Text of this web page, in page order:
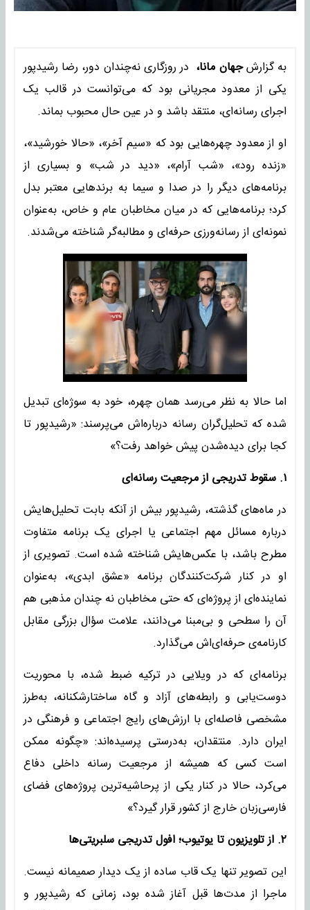
به گزارشجهان مانا، در روزگاری نه‌چندان دور، رضا رشیدپور
یکی از معدود مجریانی بود که می‌توانست در قالب یک
اجرای رسانه‌ای، منتقد باشد و در عین‌ حال محبوب بماند.
او از معدود چهره‌هایی بود که «سیم آخر»، «حالا خورشید»،
«زنده رود»، «شب آرام»، «دید در شب» و بسیاری از
برنامه‌های دیگر را در صدا و سیما به برندهایی معتبر بدل
کرد؛ برنامه‌هایی که در میان مخاطبان عام و خاص، به‌عنوان
نمونه‌ای از رسانه‌ورزی حرفه‌ای و مطالبه‌گر شناخته می‌شدند.
اما حالا به نظر می‌رسد همان چهره، خود به سوژه‌ای تبدیل
شده که تحلیل‌گران رسانه درباره‌اش می‌پرسند: «رشیدپور تا
کجا برای دیده‌شدن پیش خواهد رفت؟»
۱. سقوط تدریجی از مرجعیت رسانه‌ای
در ماه‌های گذشته، رشیدپور بیش از آنکه بابت تحلیل‌هایش
درباره مسائل مهم اجتماعی یا اجرای یک برنامه متفاوت
مطرح باشد، با عکس‌هایش شناخته شده است. تصویری از
او در کنار شرکت‌کنندگان برنامه «عشق ابدی»، به‌عنوان
نماینده‌ای از پروژه‌ای که حتی مخاطبان نه چندان مذهبی هم
آن را سطحی و بی‌مبنا می‌دانند، علامت سؤال بزرگی مقابل
کارنامه‌ی حرفه‌ای‌اش می‌گذارد.
برنامه‌ای که در ویلایی در ترکیه ضبط شده، با محوریت
دوست‌یابی و رابطه‌های آزاد و گاه ساختارشکنانه، به‌طرز
مشخصی فاصله‌ای با ارزش‌های رایج اجتماعی و فرهنگی در
ایران دارد. منتقدان، به‌درستی پرسیده‌اند: «چگونه ممکن
است کسی که همیشه از مرجعیت رسانه داخلی دفاع
می‌کرد، حالا در کنار یکی از پرحاشیه‌ترین پروژه‌های فضای
فارسی‌زبان خارج از کشور قرار گیرد؟»
۲. از تلویزیون تا یوتیوب؛ افول تدریجی سلبریتی‌ها
این تصویر تنها یک قاب ساده از یک دیدار صمیمانه نیست.
ماجرا از مدت‌ها قبل آغاز شده بود، زمانی که رشیدپور و